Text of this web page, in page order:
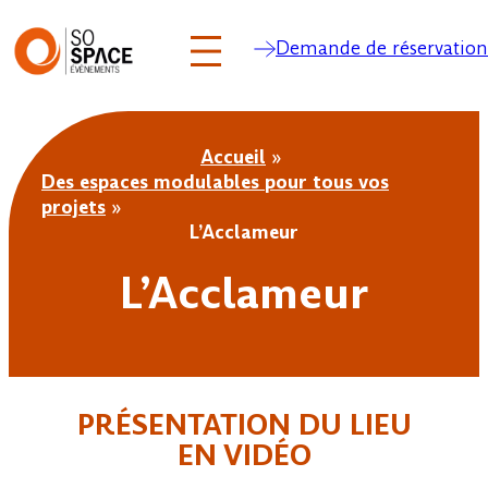
contenu
Demande de réservation
Accueil »
Des espaces modulables pour tous vos
projets »
L’Acclameur
L’Acclameur
PRÉSENTATION DU LIEU
EN VIDÉO